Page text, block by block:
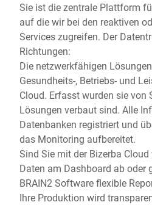
Sie ist die zentrale Plattform
auf die wir bei den reaktiven
Services zugreifen. Der
Richtungen:
Die netzwerkfähigen
Gesundheits-, Betriebs- und
Cloud. Erfasst wurden sie von
Lösungen verbaut sind. Alle
Datenbanken registriert und
das Monitoring aufbereitet.
Sind Sie mit der Bizerba
Daten am Dashboard ab oder
BRAIN2 Software flexible
Ihre Produktion wird